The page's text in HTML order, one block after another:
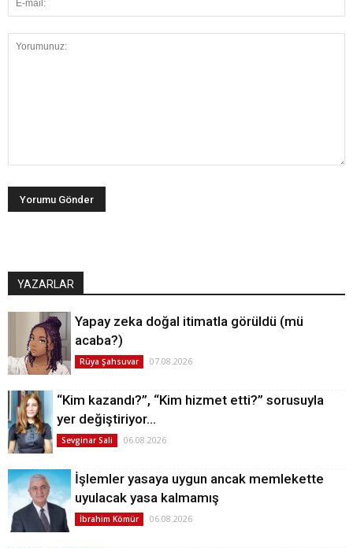
YAZARLAR
Yapay zeka doğal itimatla görüldü (mü
acaba?)
Rüya Şahsuvar 07.08.2026
“Kim kazandı?”, “Kim hizmet etti?” sorusuyla
yer değiştiriyor…
Sevginar Sali 06.08.2026
İşlemler yasaya uygun ancak memlekette
uyulacak yasa kalmamış
İbrahim Kömür 06.08.2026